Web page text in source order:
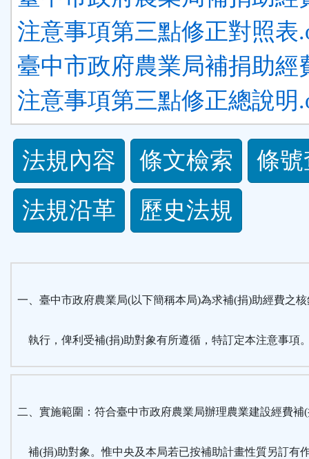
注意事項第三點修正對照表
臺中市政府農業局補捐助經
注意事項第三點修正總說明
法
規
功
能
區
法規內容 條文檢索
條
法規沿革
歷史法規
一、臺中市政府農業局(以下簡稱本局)為求補(捐)助經費之
執行，俾利受補(捐)助對象有所遵循，特訂定本注意事項
二、實施範圍：符合臺中市政府農業局辦理農業建設經費補
補(捐)助對象。惟中央及本局若已按補助計畫性質另訂有